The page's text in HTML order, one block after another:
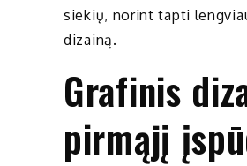
siekių, norint tapti
dizainą.
Grafinis
pirmąjį